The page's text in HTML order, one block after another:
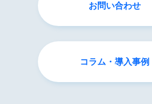
お問い合わせ
コラム・導入事例